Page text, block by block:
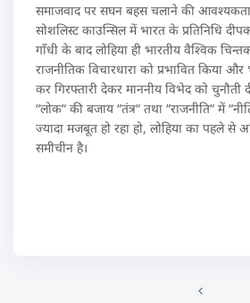
समाजवाद पर सघन बहस चलाने की
सोशलिस्ट काउन्सिल में भारत के प्रतिनिधि
गाँधी के बाद लोहिया ही भारतीय वैश्विक
राजनीतिक विचारधारा को प्रभावित किया और
कर गिरफ्तारी देकर माननीय विभेद को चुनौती
“लोक“ की बजाय “तंत्र“ तथा “राजनीति“ में
ज्यादा मजबूत हो रहा हो, लोहिया का पहले से
समीचीन है।